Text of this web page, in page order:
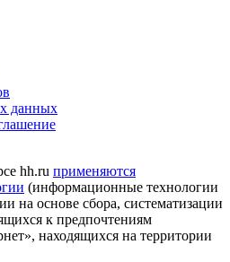
данных
hh.ru применяются
(информационные технологии
на основе сбора, систематизации
к предпочтениям
находящихся на территории